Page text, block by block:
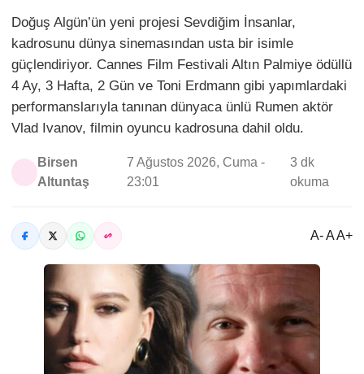
Doğuş Algün’ün yeni projesi Sevdiğim İnsanlar,
kadrosunu dünya sinemasından usta bir isimle
güçlendiriyor. Cannes Film Festivali Altın Palmiye ödüllü
4 Ay, 3 Hafta, 2 Gün ve Toni Erdmann gibi yapımlardaki
performanslarıyla tanınan dünyaca ünlü Rumen aktör
Vlad Ivanov, filmin oyuncu kadrosuna dahil oldu.
Birsen
Altuntaş
7 Ağustos 2026, Cuma -
23:01
3 dk
okuma
A- A A+